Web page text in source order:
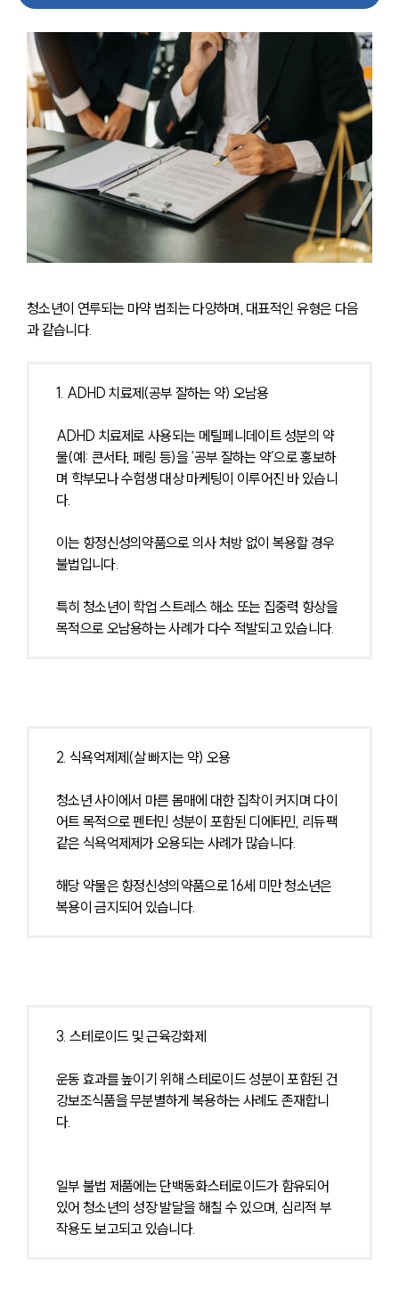
청소년이 연루되는 마약 범죄는 다양하며, 대표적인 유형은 다음
과 같습니다.
1. ADHD 치료제(공부 잘하는 약) 오남용
ADHD 치료제로 사용되는 메틸페니데이트 성분의 약
물(예: 콘서타, 페링 등)을 ‘공부 잘하는 약’으로 홍보하
며 학부모나 수험생 대상 마케팅이 이루어진 바 있습니
다.
이는 향정신성의약품으로 의사 처방 없이 복용할 경우
불법입니다.
특히 청소년이 학업 스트레스 해소 또는 집중력 향상을
목적으로 오남용하는 사례가 다수 적발되고 있습니다.
2. 식욕억제제(살 빠지는 약) 오용
청소년 사이에서 마른 몸매에 대한 집착이 커지며 다이
어트 목적으로 펜터민 성분이 포함된 디에타민, 리듀팩
같은 식욕억제제가 오용되는 사례가 많습니다.
해당 약물은 향정신성의약품으로 16세 미만 청소년은
복용이 금지되어 있습니다.
3. 스테로이드 및 근육강화제
운동 효과를 높이기 위해 스테로이드 성분이 포함된 건
강보조식품을 무분별하게 복용하는 사례도 존재합니
다.
일부 불법 제품에는 단백동화스테로이드가 함유되어
있어 청소년의 성장 발달을 해칠 수 있으며, 심리적 부
작용도 보고되고 있습니다.